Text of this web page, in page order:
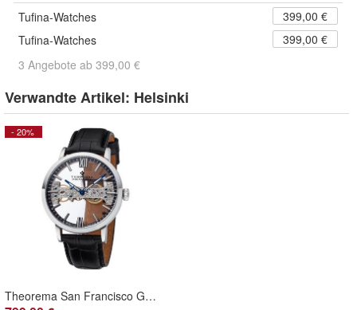
Tufina-Watches
399,00 €
Tufina-Watches
399,00 €
3 Angebote ab 399,00 €
Verwandte Artikel: Helsinki
- 20%
Theorema San Francisco GM116-1 Handaufzuguhr Neu Limited Edition